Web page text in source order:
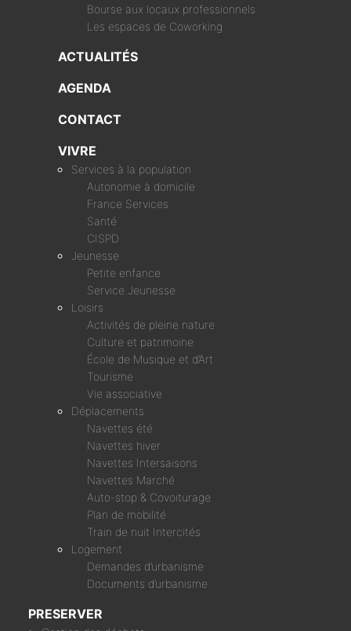
Bourse aux locaux professionnels
Les espaces de Coworking
ACTUALITÉS
AGENDA
CONTACT
VIVRE
Services à la population
Autonomie à domicile
France Services
Santé
CISPD
Jeunesse
Petite enfance
Service Jeunesse
Loisirs
Activités de pleine nature
Culture et patrimoine
École de Musique et d’Art
Tourisme
Vie associative
Déplacements
Navettes été
Navettes hiver
Navettes Intersaisons
Navettes Marché
Auto-stop & Covoiturage
Plan de mobilité
Train de nuit Intercités
Logement
Demandes d’urbanisme
Documents d’urbanisme
PRESERVER